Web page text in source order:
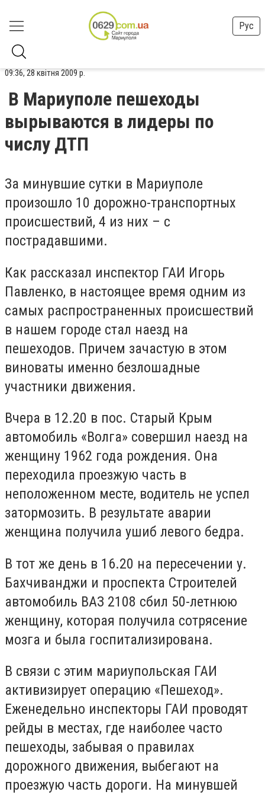
Рус
09:36, 28 квітня 2009 р.
В Мариуполе пешеходы
вырываются в лидеры по
числу ДТП
За минувшие сутки в Мариуполе
произошло 10 дорожно-транспортных
происшествий, 4 из них – с
пострадавшими.
Как рассказал инспектор ГАИ Игорь
Павленко, в настоящее время одним из
самых распространенных происшествий
в нашем городе стал наезд на
пешеходов. Причем зачастую в этом
виноваты именно безлошадные
участники движения.
Вчера в 12.20 в пос. Старый Крым
автомобиль «Волга» совершил наезд на
женщину 1962 года рождения. Она
переходила проезжую часть в
неположенном месте, водитель не успел
затормозить. В результате аварии
женщина получила ушиб левого бедра.
В тот же день в 16.20 на пересечении у.
Бахчиванджи и проспекта Строителей
автомобиль ВАЗ 2108 сбил 50-летнюю
женщину, которая получила сотрясение
мозга и была госпитализирована.
В связи с этим мариупольская ГАИ
активизирует операцию «Пешеход».
Еженедельно инспекторы ГАИ проводят
рейды в местах, где наиболее часто
пешеходы, забывая о правилах
дорожного движения, выбегают на
проезжую часть дороги. На минувшей